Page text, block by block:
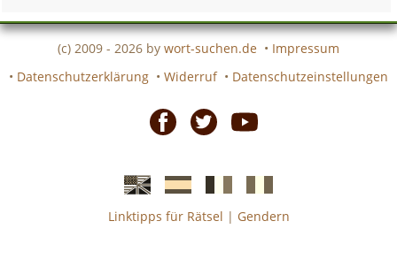
(c) 2009 - 2026 by wort-suchen.de • Impressum
• Datenschutzerklärung • Widerruf • Datenschutzeinstellungen
EnglischeSpanischefranzösicheitalienische
Linktipps für Rätsel | Gendern